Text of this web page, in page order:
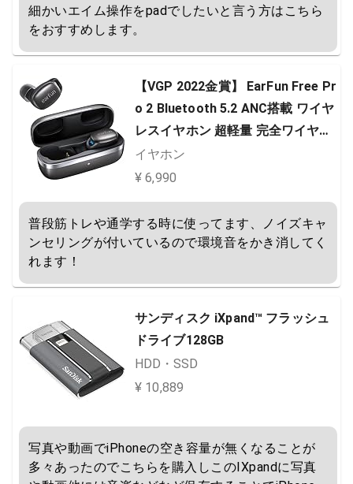
細かいエイム操作をpadでしたいと言う方はこちら
をおすすめします。
【VGP 2022金賞】 EarFun Free Pr
o 2 Bluetooth 5.2 ANC搭載 ワイヤ
レスイヤホン 超軽量 完全ワイヤレ
スイヤホン ワイヤレス充電対応 ア
クティブノイズキャンセリング 外
右分離型 30時間再生 6マイク通話
テクノロジー IPX5 防水防滴 金属…
イヤホン
¥ 6,990
普段筋トレや通学する時に使ってます、ノイズキャ
ンセリングが付いているので環境音をかき消してく
れます！
サンディスク iXpand™ フラッシュ
ドライブ128GB
HDD・SSD
¥ 10,889
写真や動画でiPhoneの空き容量が無くなることが
多々あったのでこちらを購入しこのIXpandに写真